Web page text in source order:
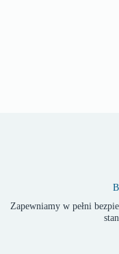
Zapewniamy w pełni